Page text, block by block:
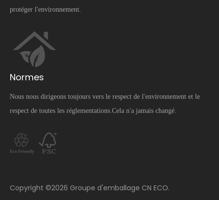
protéger l'environnement.
Normes
Nous nous dirigeons toujours vers le respect de l'environnement et le
respect de toutes les réglementations.Cela n'a jamais changé.
​Copyright ©2026 Groupe d'emballage CN ECO.